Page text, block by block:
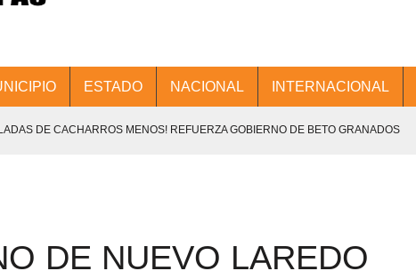
ESTADO NACIONAL INTERNACIONAL
DE CACHARROS MENOS! REFUERZA GOBIERNO DE BETO GRANADOS
ENCABEZA BETO GRANADOS MESA DE TRABAJO CON PRESIDENTES
DE NUEVO LAREDO